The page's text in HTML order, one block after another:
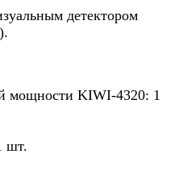
детектором
мощности KIWI-4320: 1
шт.